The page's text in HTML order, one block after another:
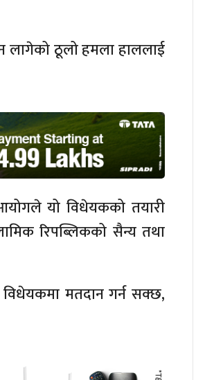
लागेको ठूलो हमला हाललाई
आयोगले यो विधेयकको तयारी
रिपब्लिकको सैन्य तथा
मतदान गर्न सक्छ,